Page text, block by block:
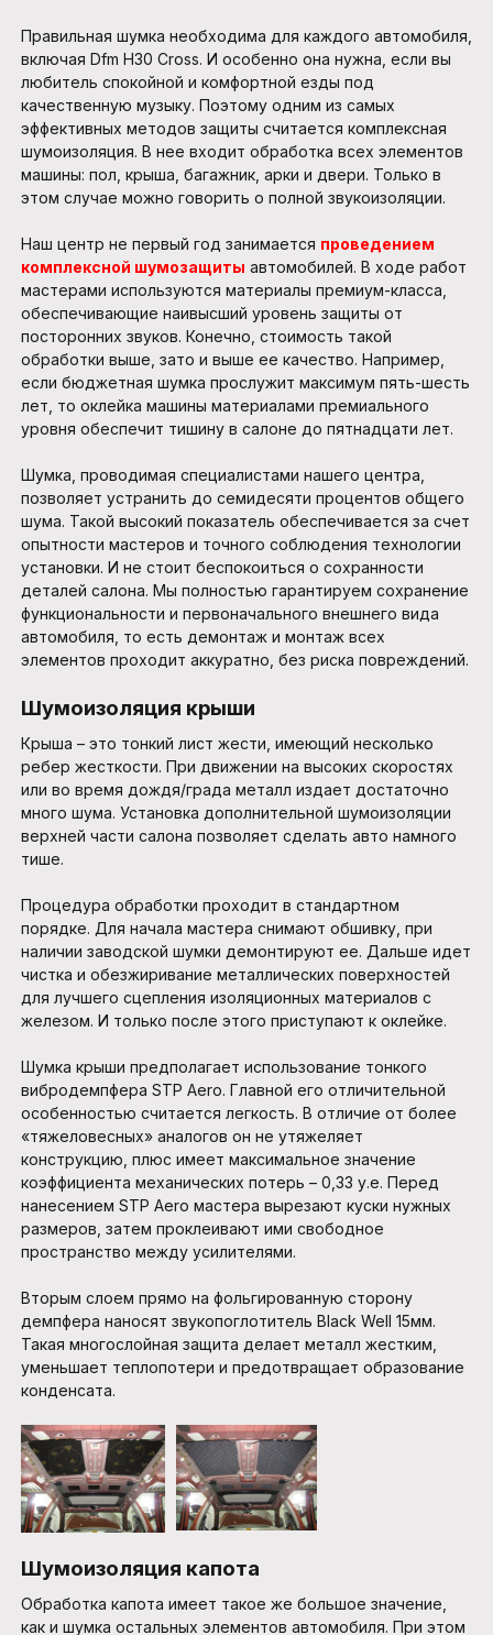
Правильная шумка необходима для каждого автомобиля,
включая Dfm H30 Cross. И особенно она нужна, если вы
любитель спокойной и комфортной езды под
качественную музыку. Поэтому одним из самых
эффективных методов защиты считается комплексная
шумоизоляция. В нее входит обработка всех элементов
машины: пол, крыша, багажник, арки и двери. Только в
этом случае можно говорить о полной звукоизоляции.
Наш центр не первый год занимается проведением
комплексной шумозащиты автомобилей. В ходе работ
мастерами используются материалы премиум-класса,
обеспечивающие наивысший уровень защиты от
посторонних звуков. Конечно, стоимость такой
обработки выше, зато и выше ее качество. Например,
если бюджетная шумка прослужит максимум пять-шесть
лет, то оклейка машины материалами премиального
уровня обеспечит тишину в салоне до пятнадцати лет.
Шумка, проводимая специалистами нашего центра,
позволяет устранить до семидесяти процентов общего
шума. Такой высокий показатель обеспечивается за счет
опытности мастеров и точного соблюдения технологии
установки. И не стоит беспокоиться о сохранности
деталей салона. Мы полностью гарантируем сохранение
функциональности и первоначального внешнего вида
автомобиля, то есть демонтаж и монтаж всех
элементов проходит аккуратно, без риска повреждений.
Шумоизоляция крыши
Крыша – это тонкий лист жести, имеющий несколько
ребер жесткости. При движении на высоких скоростях
или во время дождя/града металл издает достаточно
много шума. Установка дополнительной шумоизоляции
верхней части салона позволяет сделать авто намного
тише.
Процедура обработки проходит в стандартном
порядке. Для начала мастера снимают обшивку, при
наличии заводской шумки демонтируют ее. Дальше идет
чистка и обезжиривание металлических поверхностей
для лучшего сцепления изоляционных материалов с
железом. И только после этого приступают к оклейке.
Шумка крыши предполагает использование тонкого
вибродемпфера STP Aero. Главной его отличительной
особенностью считается легкость. В отличие от более
«тяжеловесных» аналогов он не утяжеляет
конструкцию, плюс имеет максимальное значение
коэффициента механических потерь – 0,33 у.е. Перед
нанесением STP Aero мастера вырезают куски нужных
размеров, затем проклеивают ими свободное
пространство между усилителями.
Вторым слоем прямо на фольгированную сторону
демпфера наносят звукопоглотитель Black Well 15мм.
Такая многослойная защита делает металл жестким,
уменьшает теплопотери и предотвращает образование
конденсата.
Шумоизоляция капота
Обработка капота имеет такое же большое значение,
как и шумка остальных элементов автомобиля. При этом